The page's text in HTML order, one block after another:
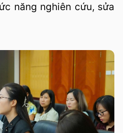
năng nghiên cứu, sửa